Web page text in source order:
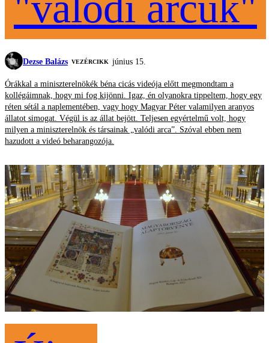
Dezse Balázs VEZÉRCIKK június 15.
Órákkal a miniszterelnökék béna cicás videója előtt megmondtam a
kollégáimnak, hogy mi fog kijönni. Igaz, én olyanokra tippeltem, hogy egy
réten sétál a naplementében, vagy hogy Magyar Péter valamilyen aranyos
állatot simogat. Végül is az állat bejött. Teljesen egyértelmű volt, hogy
milyen a miniszterelnök és társainak „valódi arca”. Szóval ebben nem
hazudott a videó beharangozója.